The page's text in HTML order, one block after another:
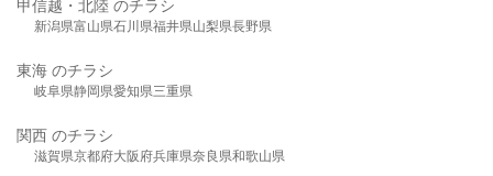
甲信越・北陸 のチラシ
新潟県富山県石川県福井県山梨県長野県
東海 のチラシ
岐阜県静岡県愛知県三重県
関西 のチラシ
滋賀県京都府大阪府兵庫県奈良県和歌山県